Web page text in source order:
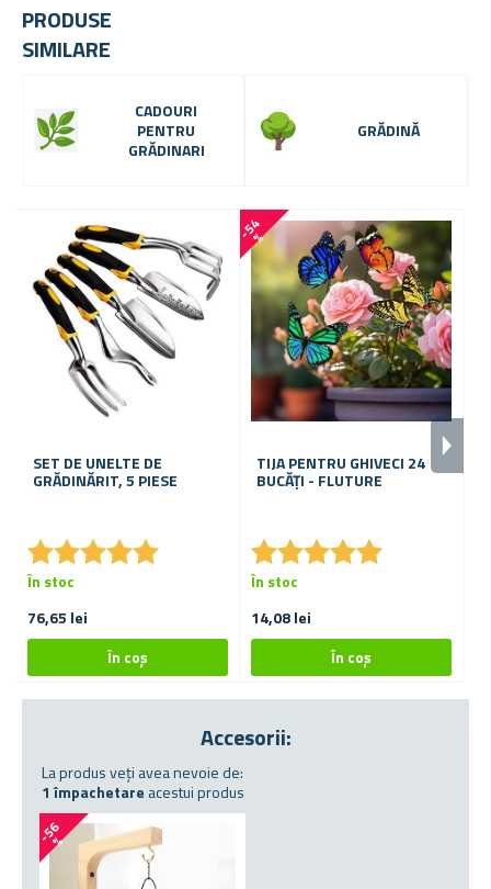
PRODUSE
SIMILARE
CADOURI
PENTRU
GRĂDINARI
GRĂDINĂ
SET DE UNELTE DE
GRĂDINĂRIT, 5 PIESE
★★★★★
★★★★★
76,65 lei
În stoc
-
5
4
%
TIJA PENTRU GHIVECI 24
BUCĂŢI - FLUTURE
★★★★★
★★★★★
14,08 lei
În stoc
Accesorii:
La produs veți avea nevoie de:
1 împachetare acestui produs
-
5
6
%